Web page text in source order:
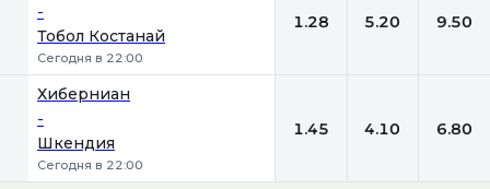
-
Тобол Костанай
Сегодня в 22:00
1.28 5.20 9.50
Хиберниан
-
Шкендия
Сегодня в 22:00
1.45 4.10 6.80